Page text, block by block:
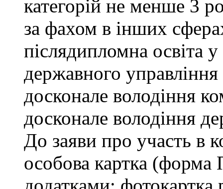
категорій не менше 3
за фахом в інших
післядипломна освіта
державного управління
досконале володіння
досконале володіння
До заяви про участь в
особова картка